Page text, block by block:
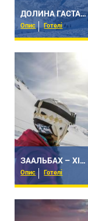
ДОЛИНА ГАСТАЙН
Опис Готелі
ЗААЛЬБАХ – ХІНТЕРГЛЕММ
Опис Готелі